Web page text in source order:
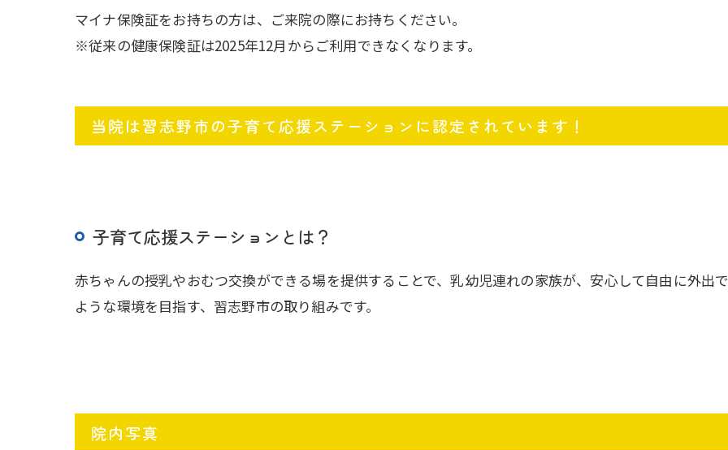
マイナ保険証をお持ちの方は、ご来院の際にお持ちください。
※従来の健康保険証は2025年12月からご利用できなくなります。
当院は習志野市の子育て応援ステーションに認定されています！
子育て応援ステーションとは？
赤ちゃんの授乳やおむつ交換ができる場を提供することで、乳幼児連れの家族が、安心して自由に外出
ような環境を目指す、習志野市の取り組みです。
院内写真